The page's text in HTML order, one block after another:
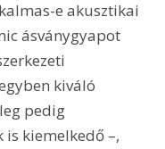
e akusztikai
ásványgyapot
kiváló
pedig
is kiemelkedő –,